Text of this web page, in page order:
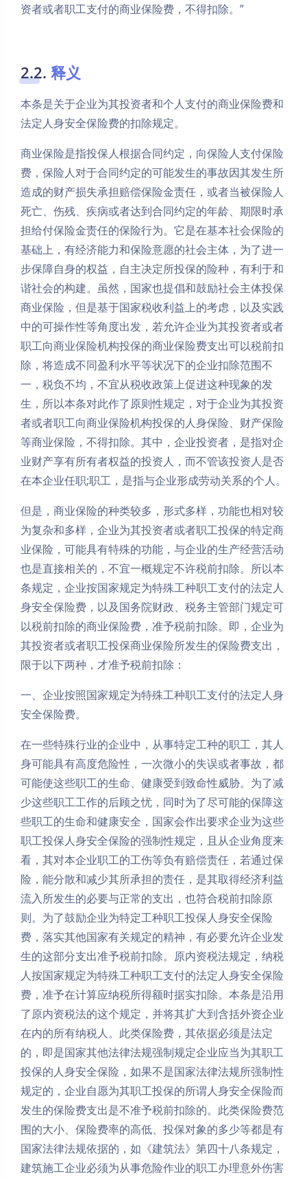
资者或者职工支付的商业保险费，不得扣除。”
2.2. 释义
本条是关于企业为其投资者和个人支付的商业保险费和
法定人身安全保险费的扣除规定。
商业保险是指投保人根据合同约定，向保险人支付保险
费，保险人对于合同约定的可能发生的事故因其发生所
造成的财产损失承担赔偿保险金责任，或者当被保险人
死亡、伤残、疾病或者达到合同约定的年龄、期限时承
担给付保险金责任的保险行为。它是在基本社会保险的
基础上，有经济能力和保险意愿的社会主体，为了进一
步保障自身的权益，自主决定所投保的险种，有利于和
谐社会的构建。虽然，国家也提倡和鼓励社会主体投保
商业保险，但是基于国家税收利益上的考虑，以及实践
中的可操作性等角度出发，若允许企业为其投资者或者
职工向商业保险机构投保的商业保险费支出可以税前扣
除，将造成不同盈利水平等状况下的企业扣除范围不
一，税负不均，不宜从税收政策上促进这种现象的发
生，所以本条对此作了原则性规定，对于企业为其投资
者或者职工向商业保险机构投保的人身保险、财产保险
等商业保险，不得扣除。其中，企业投资者，是指对企
业财产享有所有者权益的投资人，而不管该投资人是否
在本企业任职;职工，是指与企业形成劳动关系的个人。
但是，商业保险的种类较多，形式多样，功能也相对较
为复杂和多样，企业为其投资者或者职工投保的特定商
业保险，可能具有特殊的功能，与企业的生产经营活动
也是直接相关的，不宜一概规定不许税前扣除。所以本
条规定，企业按国家规定为特殊工种职工支付的法定人
身安全保险费，以及国务院财政、税务主管部门规定可
以税前扣除的商业保险费，准予税前扣除。即，企业为
其投资者或者职工投保商业保险所发生的保险费支出，
限于以下两种，才准予税前扣除：
一、企业按照国家规定为特殊工种职工支付的法定人身
安全保险费。
在一些特殊行业的企业中，从事特定工种的职工，其人
身可能具有高度危险性，一次微小的失误或者事故，都
可能使这些职工的生命、健康受到致命性威胁。为了减
少这些职工工作的后顾之忧，同时为了尽可能的保障这
些职工的生命和健康安全，国家会作出要求企业为这些
职工投保人身安全保险的强制性规定，且从企业角度来
看，其对本企业职工的工伤等负有赔偿责任，若通过保
险，能分散和减少其所承担的责任，是其取得经济利益
流入所发生的必要与正常的支出，也符合税前扣除原
则。为了鼓励企业为特定工种职工投保人身安全保险
费，落实其他国家有关规定的精神，有必要允许企业发
生的这部分支出准予税前扣除。原内资税法规定，纳税
人按国家规定为特殊工种职工支付的法定人身安全保险
费，准予在计算应纳税所得额时据实扣除。本条是沿用
了原内资税法的这个规定，并将其扩大到含括外资企业
在内的所有纳税人。此类保险费，其依据必须是法定
的，即是国家其他法律法规强制规定企业应当为其职工
投保的人身安全保险，如果不是国家法律法规所强制性
规定的，企业自愿为其职工投保的所谓人身安全保险而
发生的保险费支出是不准予税前扣除的。此类保险费范
围的大小、保险费率的高低、投保对象的多少等都是有
国家法律法规依据的，如《建筑法》第四十八条规定，
建筑施工企业必须为从事危险作业的职工办理意外伤害